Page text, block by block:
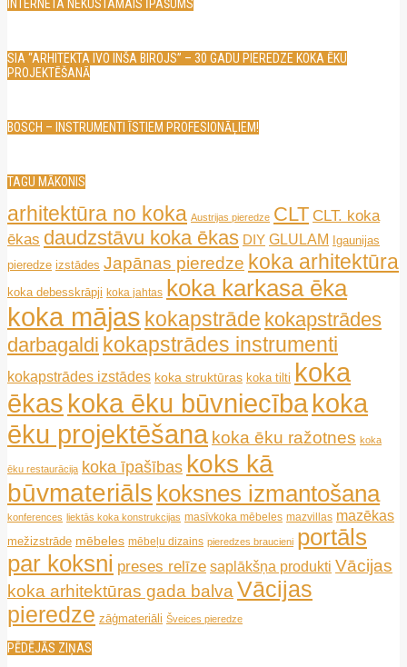
INTERNETA NEKUSTAMAIS ĪPAŠUMS
SIA “ARHITEKTA IVO INŠA BIROJS” – 30 GADU PIEREDZE KOKA ĒKU
PROJEKTĒŠANĀ
BOSCH – INSTRUMENTI ĪSTIEM PROFESIONĀĻIEM!
TAGU MĀKONIS
arhitektūra no koka Austrijas pieredze CLT CLT. koka
ēkas daudzstāvu koka ēkas DIY GLULAM
Igaunijas
pieredze izstādes Japānas pieredze koka arhitektūra
koka debesskrāpji koka jahtas koka karkasa ēka
koka mājas kokapstrāde kokapstrādes
darbagaldi kokapstrādes instrumenti
kokapstrādes izstādes koka struktūras koka tilti koka
ēkas koka ēku būvniecībakoka
ēku projektēšana koka ēku ražotnes koka
ēku restaurācija koka īpašības koks kā
būvmateriāls koksnes izmantošana
konferences liektās koka konstrukcijas masīvkoka mēbeles mazvillas mazēkas
mežizstrāde mēbeles mēbeļu dizains pieredzes braucieni portāls
par koksni preses relīze saplākšņa produkti Vācijas
koka arhitektūras gada balvaVācijas
pieredze zāģmateriāli Šveices pieredze
PĒDĒJĀS ZIŅAS